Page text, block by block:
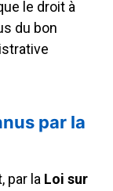
le droit à
du bon
par la
par la Loi sur